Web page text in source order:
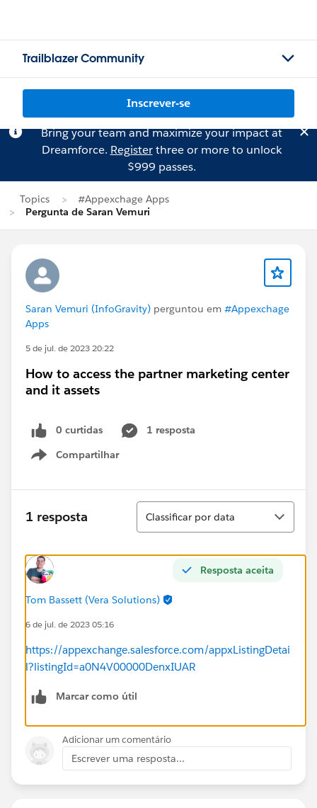
Trailblazer Community
Inscrever-se
Bring your team and maximize your impact at
Dreamforce. Registerthree or more to unlock
$999 passes.
Topics
#Appexchage Apps
Pergunta de Saran Vemuri
Saran Vemuri (InfoGravity) perguntou em #Appexchage
Apps
5 de jul. de 2023 20:22
How to access the partner marketing center
and it assets
0 curtidas
1 resposta
Compartilhar
Show menu
1 resposta
Classificar
Classificar por data
Resposta aceita
Tom Bassett (Vera Solutions)
6 de jul. de 2023 05:16
https://appexchange.salesforce.com/appxListingDetai
l?listingId=a0N4V00000DenxIUAR
Marcar como útil
Adicionar um comentário
Escrever uma resposta...